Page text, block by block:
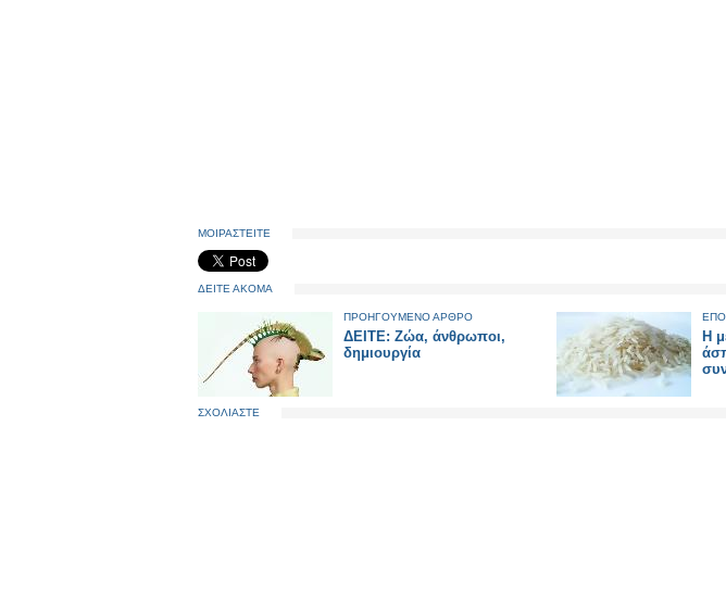
ΜΟΙΡΑΣΤΕΙΤΕ
ΔΕΙΤΕ ΑΚΟΜΑ
ΠΡΟΗΓΟΥΜΕΝΟ ΑΡΘΡΟ
ΔΕΙΤΕ: Ζώα, άνθρωποι,
δημιουργία
Η
ΣΧΟΛΙΑΣΤΕ